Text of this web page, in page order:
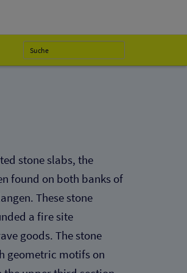
stone slabs, the
found on both banks of
These stone
a fire site
goods. The stone
geometric motifs on